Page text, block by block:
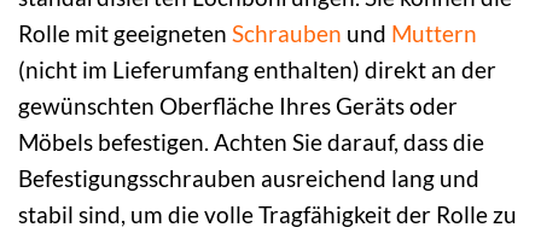
Rolle mit geeigneten Schrauben und Muttern
(nicht im Lieferumfang enthalten) direkt an der
gewünschten Oberfläche Ihres Geräts oder
Möbels befestigen. Achten Sie darauf, dass die
Befestigungsschrauben ausreichend lang und
stabil sind, um die volle Tragfähigkeit der Rolle zu